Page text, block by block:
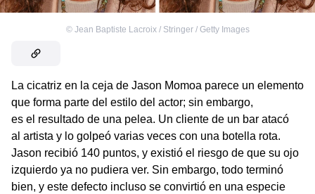
© Jean Baptiste Lacroix / Stringer / Getty Images
La cicatriz en la ceja de Jason Momoa parece un elemento
que forma parte del estilo del actor; sin embargo,
es el resultado de una pelea. Un cliente de un bar atacó
al artista y lo golpeó varias veces con una botella rota.
Jason recibió 140 puntos, y existió el riesgo de que su ojo
izquierdo ya no pudiera ver. Sin embargo, todo terminó
bien, y este defecto incluso se convirtió en una especie